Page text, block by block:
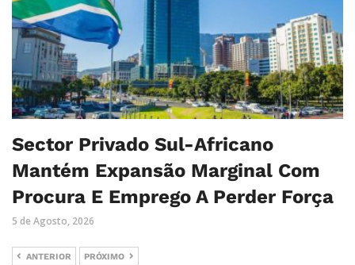
Sector Privado Sul-Africano
Mantém Expansão Marginal Com
Procura E Emprego A Perder Força
5 de Agosto, 2026
ANTERIOR PRÓXIMO